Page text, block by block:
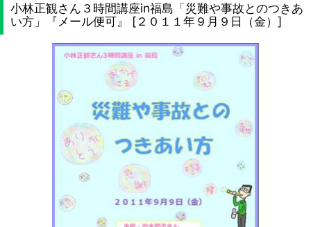
小林正観さん３時間講座in福島「災難や事故とのつきあ
い方」『メール便可』
[２０１１年９月９日（金） ]